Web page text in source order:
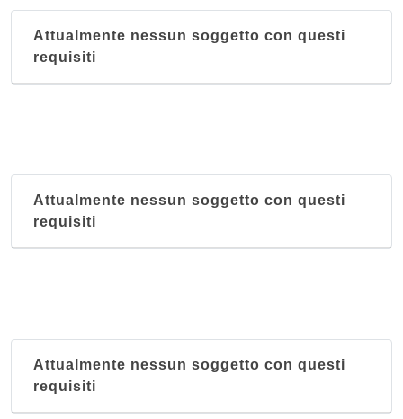
Attualmente nessun soggetto con questi
requisiti
Attualmente nessun soggetto con questi
requisiti
Attualmente nessun soggetto con questi
requisiti